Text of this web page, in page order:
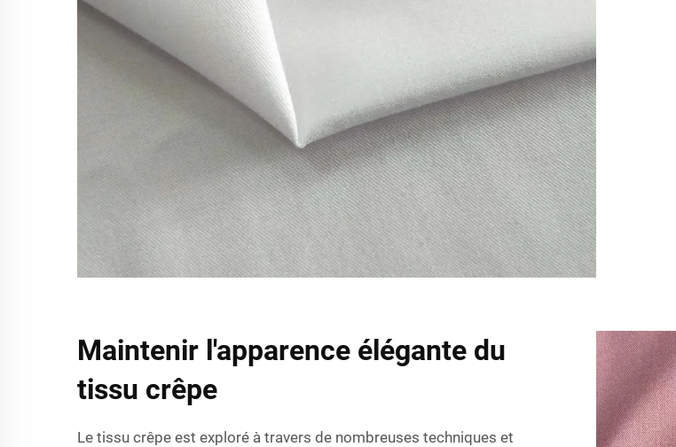
Maintenir l'apparence élégante du
tissu crêpe
Le tissu crêpe est exploré à travers de nombreuses techniques et